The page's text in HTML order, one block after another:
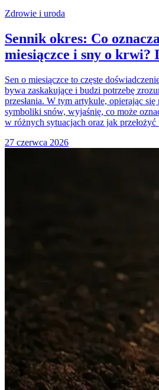
Zdrowie i uroda
Sennik okres: Co
miesiączce i sny o krwi?
Sen o miesiączce to częste
bywa zaskakujące i budzi potrzebę
przesłania. W tym artykule, opierając
symboliki snów, wyjaśnię, co może
w różnych sytuacjach oraz jak
27 czerwca 2026